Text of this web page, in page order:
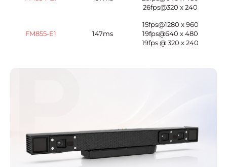
26fps@320 x 240
FM855-E1 147ms
15fps@1280 x 960
19fps@640 x 480
19fps @ 320 x 240